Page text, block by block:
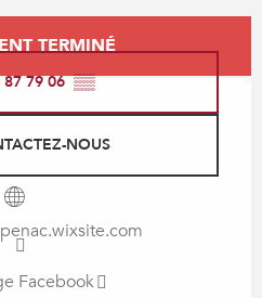
TERMINÉ
87 79 06▒▒
NOUS
Facebook